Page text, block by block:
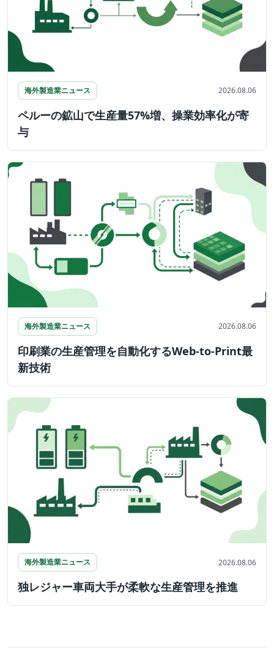
海外製造業ニュース 2026.08.06
ペルーの鉱山で生産量57%増、操業効率化が寄
与
海外製造業ニュース 2026.08.06
印刷業の生産管理を自動化するWeb-to-Print最
新技術
海外製造業ニュース 2026.08.06
独レジャー車両大手が柔軟な生産管理を推進